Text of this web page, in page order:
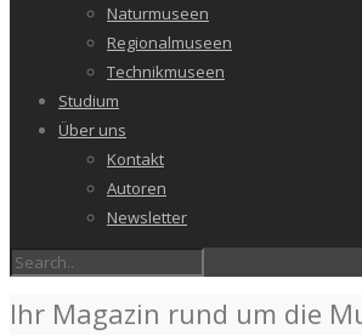
Naturmuseen
Regionalmuseen
Technikmuseen
Studium
Über uns
Kontakt
Autoren
Newsletter
Ihr Magazin rund um die